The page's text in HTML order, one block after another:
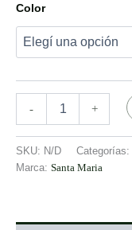
Color
- +
SKU: N/D Categorías:
Marca: Santa Maria